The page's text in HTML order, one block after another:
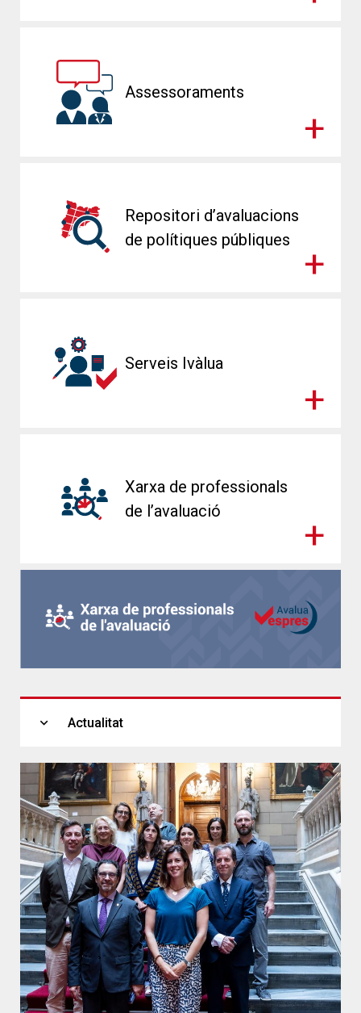
Assessoraments
Repositori d’avaluacions
de polítiques públiques
Serveis Ivàlua
Xarxa de professionals
de l’avaluació
Actualitat